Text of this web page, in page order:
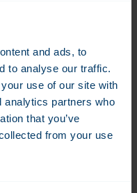
and ads, to
to analyse our traffic.
use of our site with
analytics partners who
that you’ve
from your use